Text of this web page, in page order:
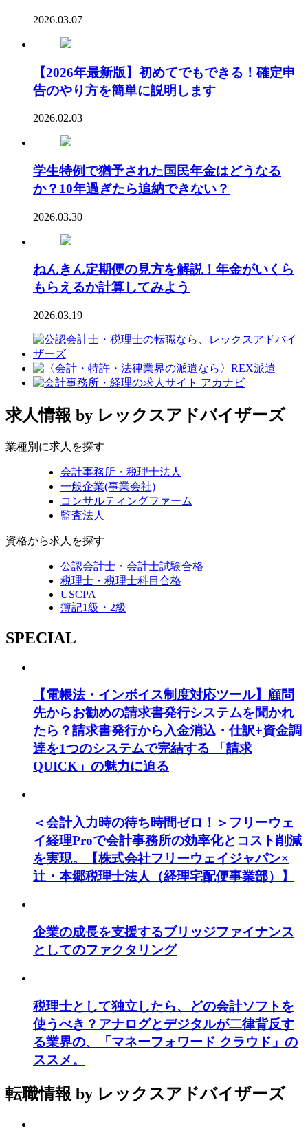
2026.03.07
【2026年最新版】初めてでもできる！確定申
告のやり方を簡単に説明します
2026.02.03
学生特例で猶予された国民年金はどうなる
か？10年過ぎたら追納できない？
2026.03.30
ねんきん定期便の見方を解説！年金がいくら
もらえるか計算してみよう
2026.03.19
求人情報 by レックスアドバイザーズ
業種別に求人を探す
会計事務所・税理士法人
一般企業(事業会社)
コンサルティングファーム
監査法人
資格から求人を探す
公認会計士・会計士試験合格
税理士・税理士科目合格
USCPA
簿記1級・2級
SPECIAL
【電帳法・インボイス制度対応ツール】顧問
先からお勧めの請求書発行システムを聞かれ
たら？請求書発行から入金消込・仕訳+資金調
達を1つのシステムで完結する 「請求
QUICK」の魅力に迫る
＜会計入力時の待ち時間ゼロ！＞フリーウェ
イ経理Proで会計事務所の効率化とコスト削減
を実現。【株式会社フリーウェイジャパン×
辻・本郷税理士法人（経理宅配便事業部）】
企業の成長を支援するブリッジファイナンス
としてのファクタリング
税理士として独立したら、どの会計ソフトを
使うべき？アナログとデジタルが二律背反す
る業界の、「マネーフォワード クラウド」の
ススメ。
転職情報 by レックスアドバイザーズ